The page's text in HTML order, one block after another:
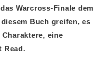
Warcross-Finale dem
Buch greifen, es
eine
Read.